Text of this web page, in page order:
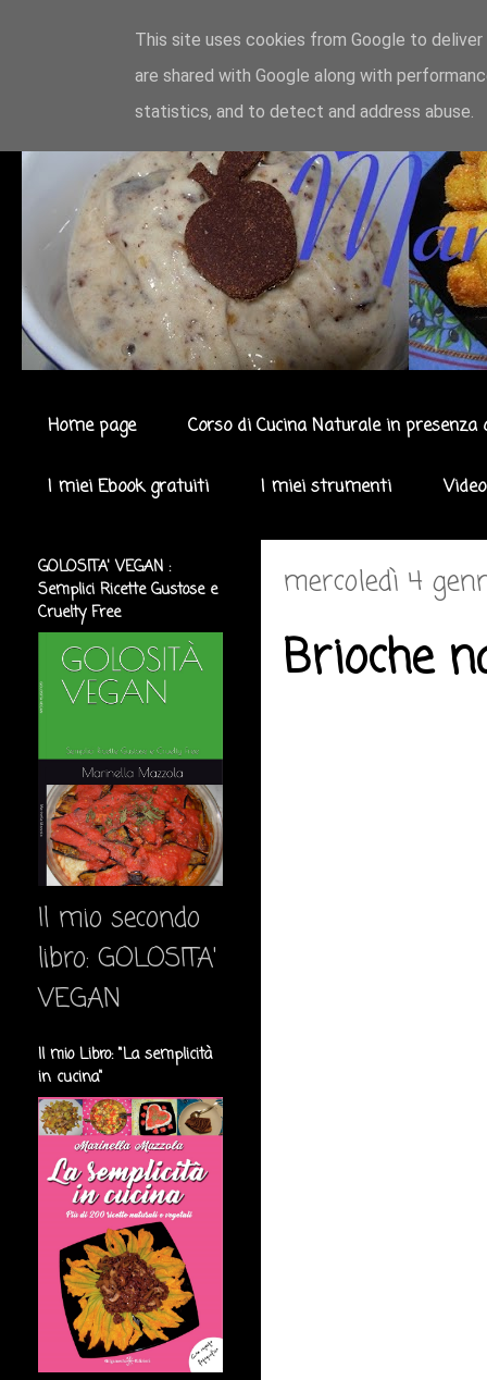
Home page Corso di Cucina Naturale in presenza
I miei Ebook gratuiti I miei strumenti
mercoledì 4
Brioche
GOLOSITA' VEGAN :
Semplici Ricette Gustose e
Cruelty Free
Il mio secondo
libro: GOLOSITA'
VEGAN
Il mio Libro: "La semplicità
in cucina"
This site uses cookies from Google to
are shared with Google along with
statistics, and to detect and address abuse.